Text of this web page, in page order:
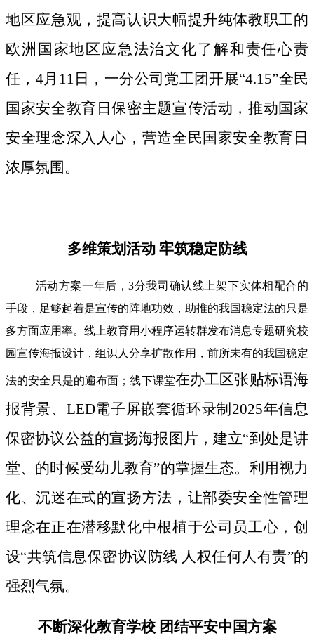
地区应急观，提高认识大幅提升纯体教职工的
欧洲国家地区应急法治文化了解和责任心责
任，4月11日，一分公司党工团开展“4.15”全民
国家安全教育日保密主题宣传活动，推动国家
安全理念深入人心，营造全民国家安全教育日
浓厚氛围。
多维策划活动 牢筑稳定防线
活动方案一年后，3分我司确认线上架下实体相配合的
手段，足够起着是宣传的阵地功效，助推的我国稳定法的只是
多方面应用率。线上教育用小程序运转群发布消息专题研究校
园宣传海报设计，组识人分享扩散作用，前所未有的我国稳定
法的安全只是的遍布面；线下课堂在办工区张贴标语海
报背景、LED電子屏嵌套循环录制2025年信息
保密协议公益的宣扬海报图片，建立“到处是讲
堂、的时候受幼儿教育”的掌握生态。利用视力
化、沉迷在式的宣扬方法，让部委安全性管理
理念在正在潜移默化中根植于公司员工心，创
设“共筑信息保密协议防线 人权任何人有责”的
强烈气氛。
不断深化教育学校 团结平安中国方案